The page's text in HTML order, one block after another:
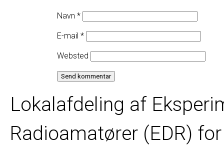
Navn *
E-mail *
Websted
Lokalafdeling af
Radioamatører (EDR)